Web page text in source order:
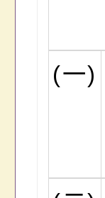
(一)